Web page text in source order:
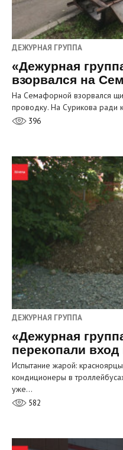
ДЕЖУРНАЯ ГРУППА
«Дежурная
взорвался на
На Семафорной взорвался
проводку. На Сурикова ради
396
ДЕЖУРНАЯ ГРУППА
«Дежурная
перекопали вход
Испытание жарой:
кондиционеры в
уже…
582